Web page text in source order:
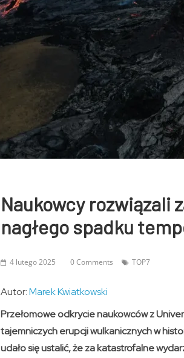
Naukowcy rozwiązali
nagłego spadku
4 lutego 2025 0 Comments TOP7
Autor:Marek Kwiatkowski
Przełomowe odkrycie naukowców z
tajemniczych erupcji wulkanicznych w
udało się ustalić, że za katastrofalne